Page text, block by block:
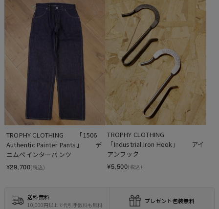
TROPHY CLOTHING　　「1506
Authentic Painter Pants」　　デ
ニムペインターパンツ
¥29,700(税込)
TROPHY CLOTHING
「Industrial Iron Hook」　　アイ
アンフック
¥5,500(税込)
送料無料
10,000円以上で代引手数料も無料
プレゼント包装無料